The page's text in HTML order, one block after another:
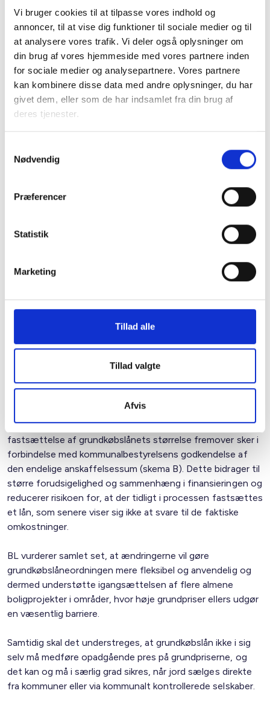
Vi bruger cookies til at tilpasse vores indhold og
annoncer, til at vise dig funktioner til sociale medier og til
at analysere vores trafik. Vi deler også oplysninger om
din brug af vores hjemmeside med vores partnere inden
for sociale medier og analysepartnere. Vores partnere
kan kombinere disse data med andre oplysninger, du har
givet dem, eller som de har indsamlet fra din brug af
deres tjenester.
Nødvendig
Præferencer
Statistik
Marketing
Tillad alle
Tillad valgte
Afvis
vedtagelsen af nærværende lovforslag. BL skal
understrege vigtigheden af, at lovforslaget vedtages og
implementeres hurtigst muligt.
BL gør i den forbindelse opmærksom på, at der – særligt i
hovedstadsområdet – allerede ligger flere tusinde almene
familieboliger klar til igangsættelse, forudsat at den
samlede højprisordning implementeres. En hurtig
boliger.
maksimumpriser ikke får afledte effekter på grund- og
byggepriser, så det kan sikres, at de bedre rammer fører til
mest muligt betalbart byggeri. I situationer med salg af
grunde fra kommuner eller kommunale selskaber må dette
Grundkøbslån
grundkøbslåneordningen hensigtsmæssige og
velbegrundede. Særligt positivt er det, at grænsen for
maksimumbeløbet, idet dette i praksis øger det lånebeløb,
der kan ydes i områder med høje grundpriser. Ændringen vil
styrke mulighederne for at erhverve byggegrunde til alment
BL noterer sig endvidere positivt, at den endelige
fastsættelse af grundkøbslånets størrelse fremover sker i
forbindelse med kommunalbestyrelsens godkendelse af
den endelige anskaffelsessum (skema B). Dette bidrager til
større forudsigelighed og sammenhæng i finansieringen og
reducerer risikoen for, at der tidligt i processen fastsættes
et lån, som senere viser sig ikke at svare til de faktiske
omkostninger.
BL vurderer samlet set, at ændringerne vil gøre
grundkøbslåneordningen mere fleksibel og anvendelig og
dermed understøtte igangsættelsen af flere almene
boligprojekter i områder, hvor høje grundpriser ellers udgør
en væsentlig barriere.
Samtidig skal det understreges, at grundkøbslån ikke i sig
selv må medføre opadgående pres på grundpriserne, og
det kan og må i særlig grad sikres, når jord sælges direkte
fra kommuner eller via kommunalt kontrollerede selskaber.